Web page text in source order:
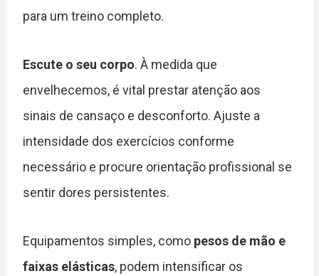
para um treino completo.
Escute o seu corpo. À medida que
envelhecemos, é vital prestar atenção aos
sinais de cansaço e desconforto. Ajuste a
intensidade dos exercícios conforme
necessário e procure orientação profissional se
sentir dores persistentes.
Equipamentos simples, como pesos de mão e
faixas elásticas, podem intensificar os